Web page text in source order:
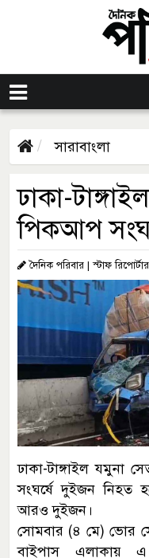
সারাবাংলা
ঢাকা-
পিকআপ
দৈনিক পরিবার | স্টাফ রিপোর্টার
ঢাকা-টাঙ্গাইল যমুনা
সংঘর্ষে দুইজন নিহত
আরও দুইজন।
সোমবার (৪ মে) ভোর
বাইপাস এলাকায় এ